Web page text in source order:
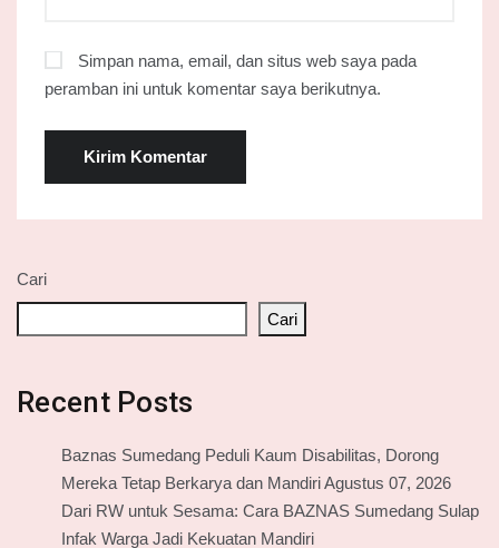
Simpan nama, email, dan situs web saya pada
peramban ini untuk komentar saya berikutnya.
Cari
Cari
Recent Posts
Baznas Sumedang Peduli Kaum Disabilitas, Dorong
Mereka Tetap Berkarya dan Mandiri Agustus 07, 2026
Dari RW untuk Sesama: Cara BAZNAS Sumedang Sulap
Infak Warga Jadi Kekuatan Mandiri